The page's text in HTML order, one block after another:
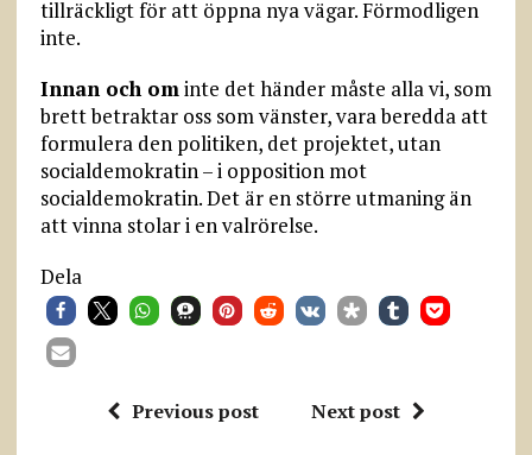
tillräckligt för att öppna nya vägar. Förmodligen
inte.
Innan och ominte det händer måste alla vi, som
brett betraktar oss som vänster, vara beredda att
formulera den politiken, det projektet, utan
socialdemokratin – i opposition mot
socialdemokratin. Det är en större utmaning än
att vinna stolar i en valrörelse.
Dela
Previous post Next post